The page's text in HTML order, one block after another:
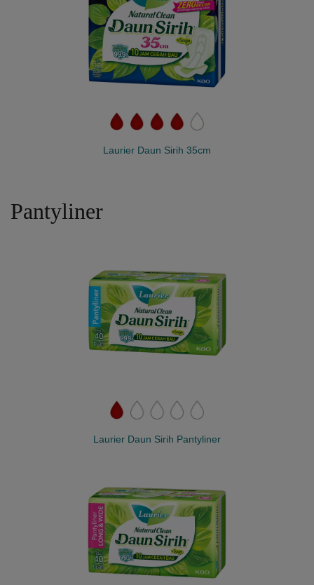
Laurier Daun Sirih 35cm
Pantyliner
Laurier Daun Sirih Pantyliner